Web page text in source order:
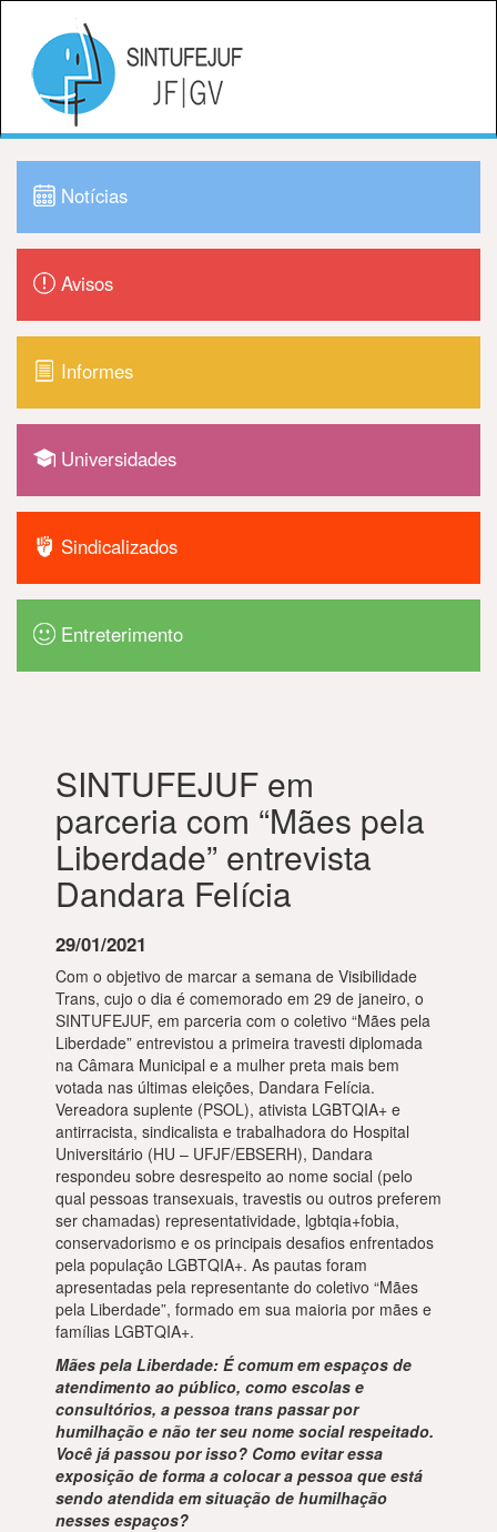
Notícias
Avisos
Informes
Universidades
Sindicalizados
Entreterimento
SINTUFEJUF em
parceria com “Mães pela
Liberdade” entrevista
Dandara Felícia
29/01/2021
Com o objetivo de marcar a semana de Visibilidade
Trans, cujo o dia é comemorado em 29 de janeiro, o
SINTUFEJUF, em parceria com o coletivo “Mães pela
Liberdade” entrevistou a primeira travesti diplomada
na Câmara Municipal e a mulher preta mais bem
votada nas últimas eleições, Dandara Felícia.
Vereadora suplente (PSOL), ativista LGBTQIA+ e
antirracista, sindicalista e trabalhadora do Hospital
Universitário (HU – UFJF/EBSERH), Dandara
respondeu sobre desrespeito ao nome social (pelo
qual pessoas transexuais, travestis ou outros preferem
ser chamadas) representatividade, lgbtqia+fobia,
conservadorismo e os principais desafios enfrentados
pela população LGBTQIA+. As pautas foram
apresentadas pela representante do coletivo “Mães
pela Liberdade”, formado em sua maioria por mães e
famílias LGBTQIA+.
Mães pela Liberdade: É comum em espaços de
atendimento ao público, como escolas e
consultórios, a pessoa trans passar por
humilhação e não ter seu nome social respeitado.
Você já passou por isso? Como evitar essa
exposição de forma a colocar a pessoa que está
sendo atendida em situação de humilhação
nesses espaços?